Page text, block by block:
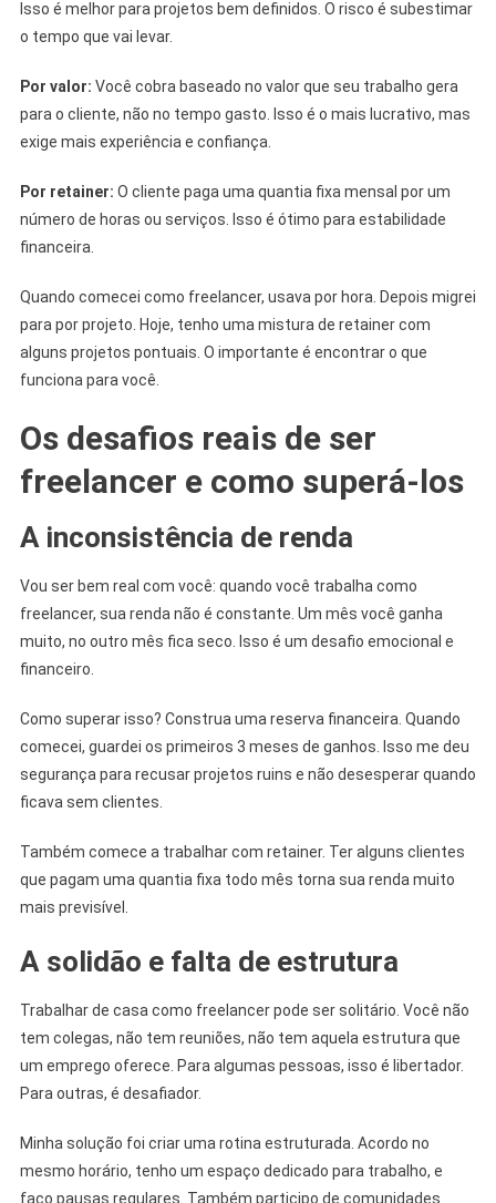
Isso é melhor para projetos bem definidos. O risco é subestimar
o tempo que vai levar.
Por valor: Você cobra baseado no valor que seu trabalho gera
para o cliente, não no tempo gasto. Isso é o mais lucrativo, mas
exige mais experiência e confiança.
Por retainer: O cliente paga uma quantia fixa mensal por um
número de horas ou serviços. Isso é ótimo para estabilidade
financeira.
Quando comecei como freelancer, usava por hora. Depois migrei
para por projeto. Hoje, tenho uma mistura de retainer com
alguns projetos pontuais. O importante é encontrar o que
funciona para você.
Os desafios reais de ser
freelancer e como superá-los
A inconsistência de renda
Vou ser bem real com você: quando você trabalha como
freelancer, sua renda não é constante. Um mês você ganha
muito, no outro mês fica seco. Isso é um desafio emocional e
financeiro.
Como superar isso? Construa uma reserva financeira. Quando
comecei, guardei os primeiros 3 meses de ganhos. Isso me deu
segurança para recusar projetos ruins e não desesperar quando
ficava sem clientes.
Também comece a trabalhar com retainer. Ter alguns clientes
que pagam uma quantia fixa todo mês torna sua renda muito
mais previsível.
A solidão e falta de estrutura
Trabalhar de casa como freelancer pode ser solitário. Você não
tem colegas, não tem reuniões, não tem aquela estrutura que
um emprego oferece. Para algumas pessoas, isso é libertador.
Para outras, é desafiador.
Minha solução foi criar uma rotina estruturada. Acordo no
mesmo horário, tenho um espaço dedicado para trabalho, e
faço pausas regulares. Também participo de comunidades